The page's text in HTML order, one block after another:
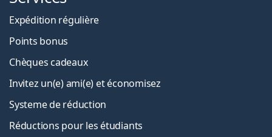
Expédition régulière
Points bonus
Chèques cadeaux
Invitez un(e) ami(e) et économisez
Systeme de réduction
Réductions pour les étudiants